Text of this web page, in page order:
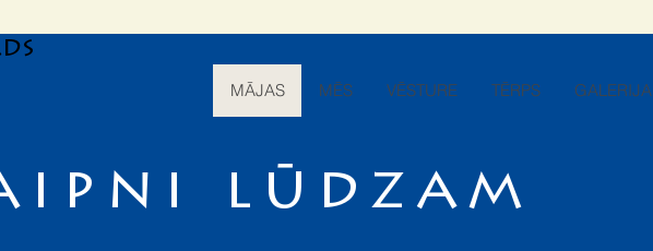
MĀJAS MĒS VĒSTURE TĒRPS GALERIJA
lūdzam